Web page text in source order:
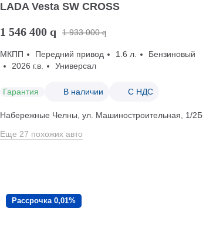
LADA Vesta SW CROSS
1 546 400 q 1 933 000 q
МКПП Передний привод 1.6 л.
Бензиновый
2026 г.в.
Универсал
Гарантия В наличии С НДС
Набережные Челны, ул. Машиностроительная, 1/2Б
Еще 27 похожих авто
Рассрочка 0,01%